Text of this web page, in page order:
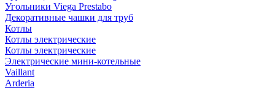
Угольники Viega Prestabo
Декоративные чашки для труб
Котлы
Котлы электрические
Котлы электрические
Электрические мини-котельные
Vaillant
Arderia